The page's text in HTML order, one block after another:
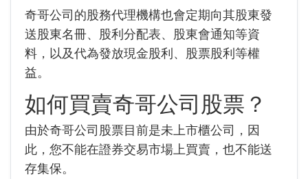
奇哥公司的股務代理機構也會定期向其股東發
送股東名冊、股利分配表、股東會通知等資
料， 以及代為發放現金股利、股票股利等權
益。
如何買賣奇哥公司股票？
由於奇哥公司股票目前是未上市櫃公司，因
此，您不能在證券交易市場上買賣，也不能送
存集保。